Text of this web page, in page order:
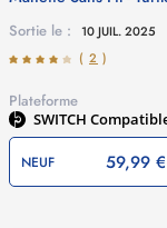
Sortie le :
10 JUIL. 2025
( 2 )
Plateforme
SWITCH
NEUF 59,99 €